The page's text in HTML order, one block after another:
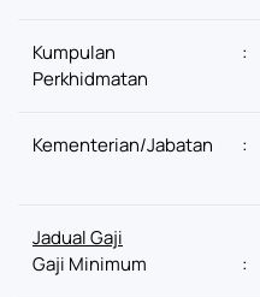
Kumpulan
Perkhidmatan
:
Kementerian/Jabatan :
Jadual Gaji
Gaji Minimum
: